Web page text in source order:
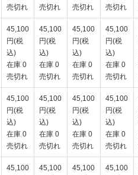
売切れ
売切れ
売切れ
売切れ
45,100
円(税
込)
在庫 0
売切れ
45,100
円(税
込)
在庫 0
売切れ
45,100
円(税
込)
在庫 0
売切れ
45,100
円(税
込)
在庫 0
売切れ
45,100
円(税
込)
在庫 0
売切れ
45,100
円(税
込)
在庫 0
売切れ
45,100
円(税
込)
在庫 0
売切れ
45,100
円(税
込)
在庫 0
売切れ
45,100
45,100
45,100
45,100